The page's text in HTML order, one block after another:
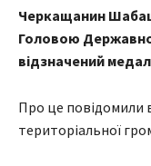
Черкащанин
Головою
відзначений
Про це повідомили
територіальної